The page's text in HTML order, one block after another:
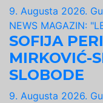
9. Augusta 2026.
NEWS MAGAZIN:
SOFIJA
MIRKOVIĆ-
SLOBODE
9. Augusta 2026.